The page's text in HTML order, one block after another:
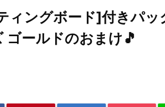
ィングボード]付きパ
ゴールドのおまけ🎵